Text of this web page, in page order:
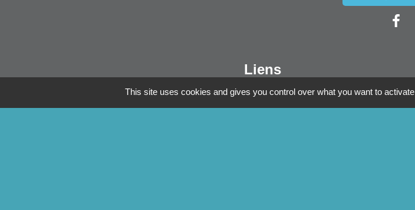
Liens
Pontivy Communauté
Conseil départemental
This site uses cookies and gives you control over what you want to activate